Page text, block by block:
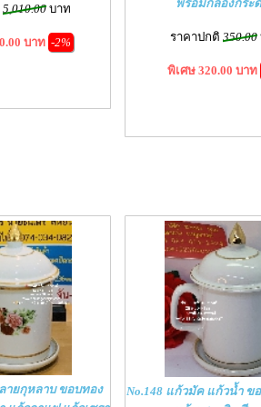
5,010.00บาท
บาท -2%
พร้อมกล่องกระ
ราคาปกติ 350.00
พิเศษ 320.00 บาท
ายกุหลาบ ขอบทอง
No.148 แก้วมัค แก้วน้ำ ข